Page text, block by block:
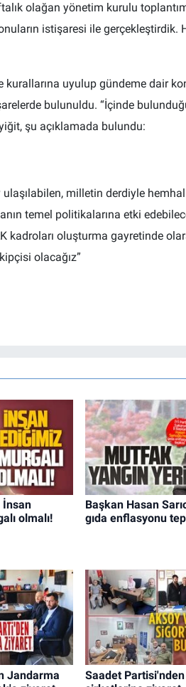
olağan yönetim kurulu
istişaresi ile gerçekleştirdik.
uyulup gündeme dair
bulunuldu. “İçinde
şu açıklamada bulundu:
ulaşılabilen, milletin derdiyle
temel politikalarına etki
kadroları oluşturma gayretinde
olacağız”
İnsan
olmalı!
Başkan Hasan
gıda enflasyonu
Jandarma
Saadet